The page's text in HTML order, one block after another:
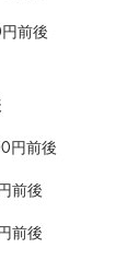
前後
円前後
前後
前後